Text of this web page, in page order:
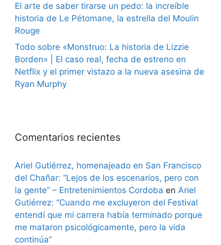
El arte de saber tirarse un pedo: la increíble
historia de Le Pétomane, la estrella del Moulin
Rouge
Todo sobre «Monstruo: La historia de Lizzie
Borden» | El caso real, fecha de estreno en
Netflix y el primer vistazo a la nueva asesina de
Ryan Murphy
Comentarios recientes
Ariel Gutiérrez, homenajeado en San Francisco
del Chañar: “Lejos de los escenarios, pero con
la gente” – Entretenimientos Cordoba en Ariel
Gutiérrez: “Cuando me excluyeron del Festival
entendí que mi carrera había terminado porque
me mataron psicológicamente, pero la vida
continúa”